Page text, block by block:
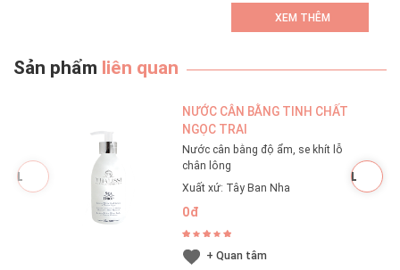
Việt, chuỗi mỹ phẩm
cao cấp H&H chính
phố biển Hạ Long
Sự kiện đặc biệt có
sự tham gia của 3
nàng hậu xinh đẹp:
Tiểu Vy, Phương Nga
XEM THÊM
Sản phẩm liên quan
NƯỚC CÂN BẰNG TINH CHẤT
NGỌC TRAI
Nước cân bằng độ ẩm, se khít lỗ
chân lông
Xuất xứ: Tây Ban Nha
0đ
+ Quan tâm